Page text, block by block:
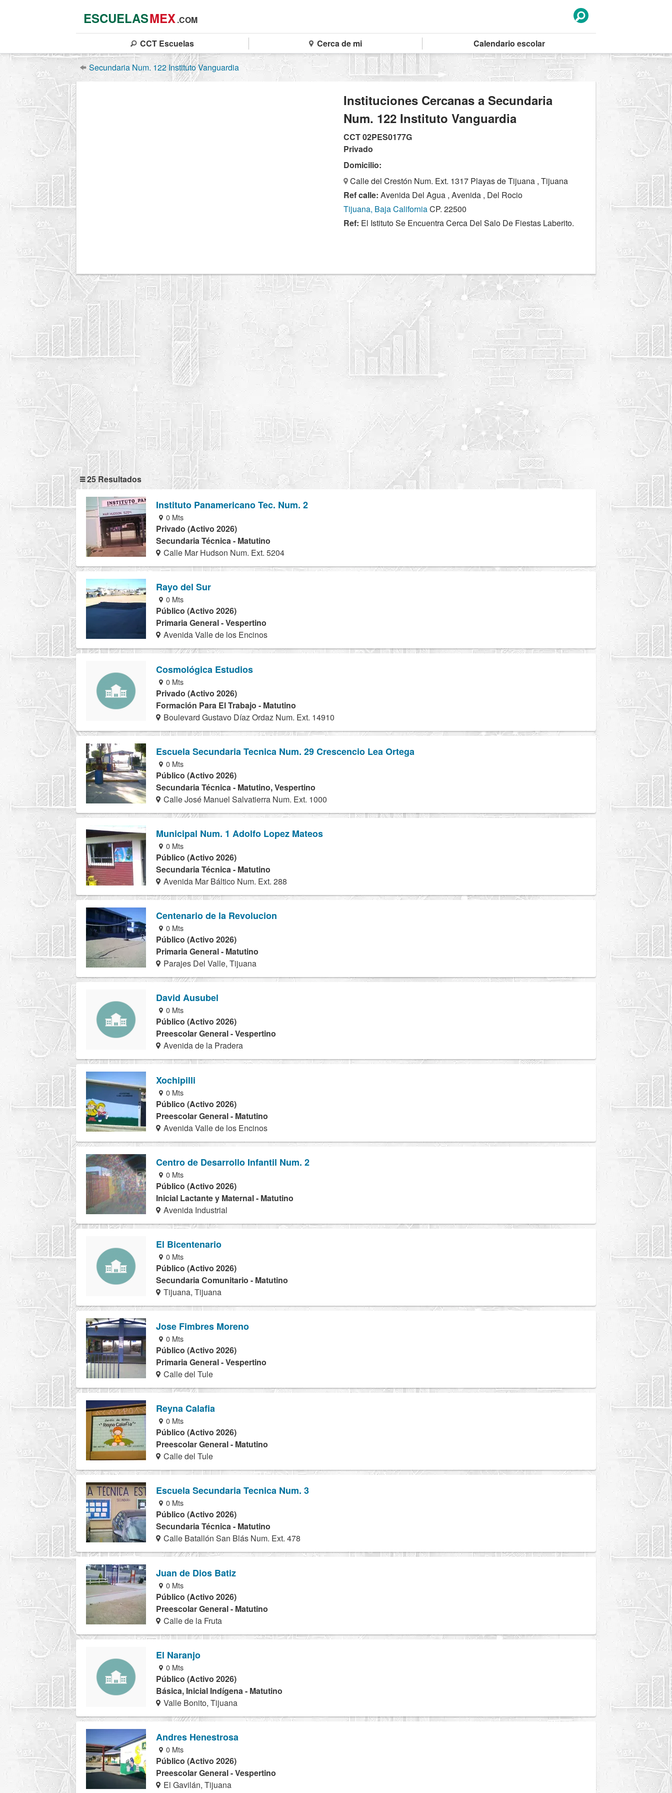
ESCUELASMEX.COM
CCT Escuelas Cerca de mi Calendario escolar
Secundaria Num. 122 Instituto Vanguardia
Instituciones Cercanas a Secundaria
Num. 122 Instituto Vanguardia
CCT 02PES0177G
Privado
Domicilio:
Calle del Crestón Num. Ext. 1317 Playas de Tijuana , Tijuana
Ref calle: Avenida Del Agua , Avenida , Del Rocio
Tijuana, Baja CaliforniaCP. 22500
Ref: El Istituto Se Encuentra Cerca Del Salo De Fiestas Laberito.
25 Resultados
Instituto Panamericano Tec. Num. 2
0 Mts
Privado (Activo 2026)
Secundaria Técnica - Matutino
Calle Mar Hudson Num. Ext. 5204
Rayo del Sur
0 Mts
Público (Activo 2026)
Primaria General - Vespertino
Avenida Valle de los Encinos
Cosmológica Estudios
0 Mts
Privado (Activo 2026)
Formación Para El Trabajo - Matutino
Boulevard Gustavo Díaz Ordaz Num. Ext. 14910
Escuela Secundaria Tecnica Num. 29 Crescencio Lea Ortega
0 Mts
Público (Activo 2026)
Secundaria Técnica - Matutino, Vespertino
Calle José Manuel Salvatierra Num. Ext. 1000
Municipal Num. 1 Adolfo Lopez Mateos
0 Mts
Público (Activo 2026)
Secundaria Técnica - Matutino
Avenida Mar Báltico Num. Ext. 288
Centenario de la Revolucion
0 Mts
Público (Activo 2026)
Primaria General - Matutino
Parajes Del Valle, Tijuana
David Ausubel
0 Mts
Público (Activo 2026)
Preescolar General - Vespertino
Avenida de la Pradera
Xochipilli
0 Mts
Público (Activo 2026)
Preescolar General - Matutino
Avenida Valle de los Encinos
Centro de Desarrollo Infantil Num. 2
0 Mts
Público (Activo 2026)
Inicial Lactante y Maternal - Matutino
Avenida Industrial
El Bicentenario
0 Mts
Público (Activo 2026)
Secundaria Comunitario - Matutino
Tijuana, Tijuana
Jose Fimbres Moreno
0 Mts
Público (Activo 2026)
Primaria General - Vespertino
Calle del Tule
Reyna Calafia
0 Mts
Público (Activo 2026)
Preescolar General - Matutino
Calle del Tule
Escuela Secundaria Tecnica Num. 3
0 Mts
Público (Activo 2026)
Secundaria Técnica - Matutino
Calle Batallón San Blás Num. Ext. 478
Juan de Dios Batiz
0 Mts
Público (Activo 2026)
Preescolar General - Matutino
Calle de la Fruta
El Naranjo
0 Mts
Público (Activo 2026)
Básica, Inicial Indígena - Matutino
Valle Bonito, Tijuana
Andres Henestrosa
0 Mts
Público (Activo 2026)
Preescolar General - Vespertino
El Gavilán, Tijuana